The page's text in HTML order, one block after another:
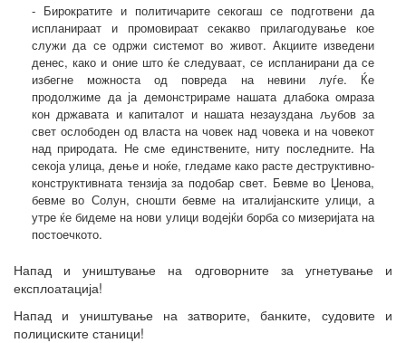
- Бирократите и политичарите секогаш се подготвени да
испланираат и промовираат секакво прилагодување кое
служи да се одржи системот во живот. Акциите изведени
денес, како и оние што ќе следуваат, се испланирани да се
избегне можноста од повреда на невини луѓе. Ќе
продолжиме да ја демонстрираме нашата длабока омраза
кон државата и капиталот и нашата незауздана љубов за
свет ослободен од власта на човек над човека и на човекот
над природата. Не сме единствените, ниту последните. На
секоја улица, дење и ноќе, гледаме како расте деструктивно-
конструктивната тензија за подобар свет. Бевме во Џенова,
бевме во Солун, сношти бевме на италијанските улици, а
утре ќе бидеме на нови улици водејќи борба со мизеријата на
постоечкото.
Напад и уништување на одговорните за угнетување и
експлоатација!
Напад и уништување на затворите, банките, судовите и
полициските станици!